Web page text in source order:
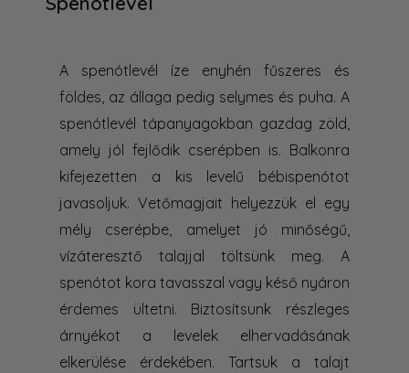
A spenótlevél íze enyhén fűszeres és
földes, az állaga pedig selymes és puha. A
spenótlevél tápanyagokban gazdag zöld,
amely jól fejlődik cserépben is. Balkonra
kifejezetten a kis levelű bébispenótot
javasoljuk. Vetőmagjait helyezzük el egy
mély cserépbe, amelyet jó minőségű,
vízáteresztő talajjal töltsünk meg. A
spenótot kora tavasszal vagy késő nyáron
érdemes ültetni. Biztosítsunk részleges
árnyékot a levelek elhervadásának
elkerülése érdekében. Tartsuk a talajt